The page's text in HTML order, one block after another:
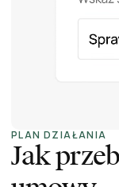
PLAN DZIAŁANIA
Jak